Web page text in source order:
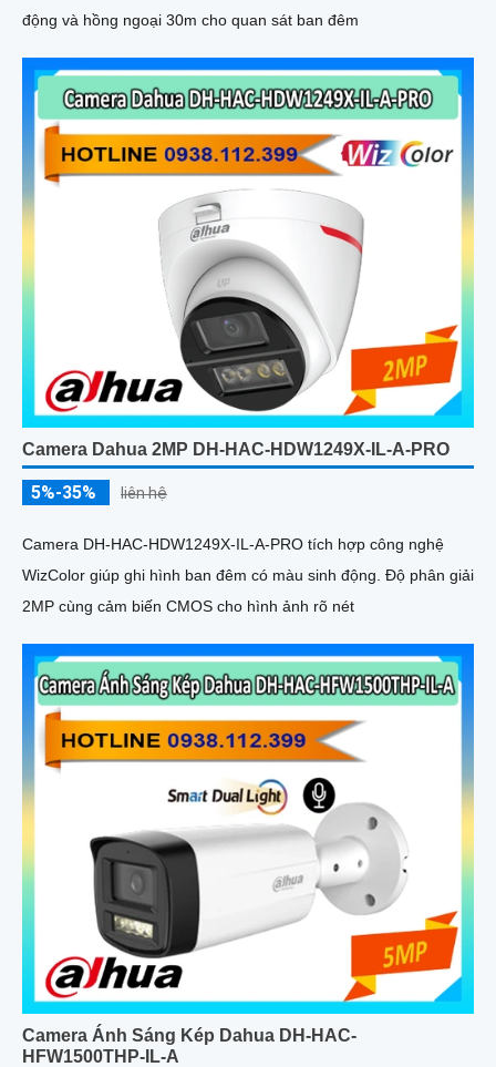
động và hồng ngoại 30m cho quan sát ban đêm
Camera Dahua 2MP DH-HAC-HDW1249X-IL-A-PRO
5%-35% liên hệ
Camera DH-HAC-HDW1249X-IL-A-PRO tích hợp công nghệ
WizColor giúp ghi hình ban đêm có màu sinh động. Độ phân giải
2MP cùng cảm biến CMOS cho hình ảnh rõ nét
Camera Ánh Sáng Kép Dahua DH-HAC-
HFW1500THP-IL-A